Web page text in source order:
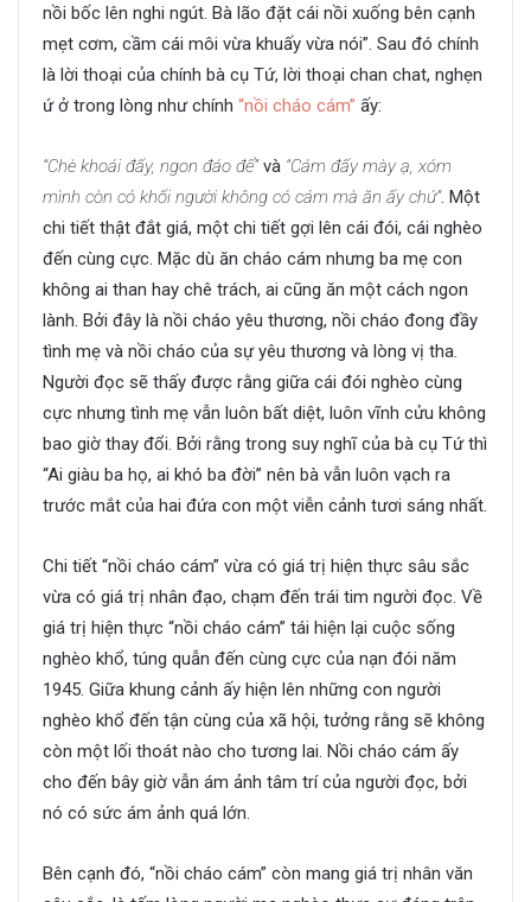
nồi bốc lên nghi ngút. Bà lão đặt cái nồi xuống bên cạnh
mẹt cơm, cầm cái môi vừa khuấy vừa nói”. Sau đó chính
là lời thoại của chính bà cụ Tứ, lời thoại chan chat, nghẹn
ứ ở trong lòng như chính “nồi cháo cám” ấy:
“Chè khoái đấy, ngon đáo để”và “Cám đấy mày ạ, xóm
mình còn có khối người không có cám mà ăn ấy chứ”. Một
chi tiết thật đắt giá, một chi tiết gợi lên cái đói, cái nghèo
đến cùng cực. Mặc dù ăn cháo cám nhưng ba mẹ con
không ai than hay chê trách, ai cũng ăn một cách ngon
lành. Bởi đây là nồi cháo yêu thương, nồi cháo đong đầy
tình mẹ và nồi cháo của sự yêu thương và lòng vị tha.
Người đọc sẽ thấy được rằng giữa cái đói nghèo cùng
cực nhưng tình mẹ vẫn luôn bất diệt, luôn vĩnh cửu không
bao giờ thay đổi. Bởi rằng trong suy nghĩ của bà cụ Tứ thì
“Ai giàu ba họ, ai khó ba đời” nên bà vẫn luôn vạch ra
trước mắt của hai đứa con một viễn cảnh tươi sáng nhất.
Chi tiết “nồi cháo cám” vừa có giá trị hiện thực sâu sắc
vừa có giá trị nhân đạo, chạm đến trái tim người đọc. Về
giá trị hiện thực “nồi cháo cám” tái hiện lại cuộc sống
nghèo khổ, túng quẫn đến cùng cực của nạn đói năm
1945. Giữa khung cảnh ấy hiện lên những con người
nghèo khổ đến tận cùng của xã hội, tưởng rằng sẽ không
còn một lối thoát nào cho tương lai. Nồi cháo cám ấy
cho đến bây giờ vẫn ám ảnh tâm trí của người đọc, bởi
nó có sức ám ảnh quá lớn.
Bên cạnh đó, “nồi cháo cám” còn mang giá trị nhân văn